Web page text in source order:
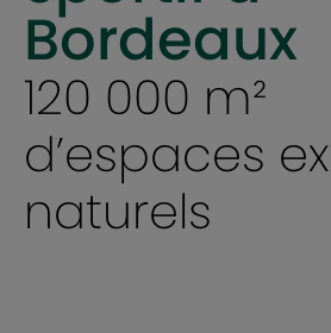
Bordeaux
120 000 m²
d’espaces
naturels